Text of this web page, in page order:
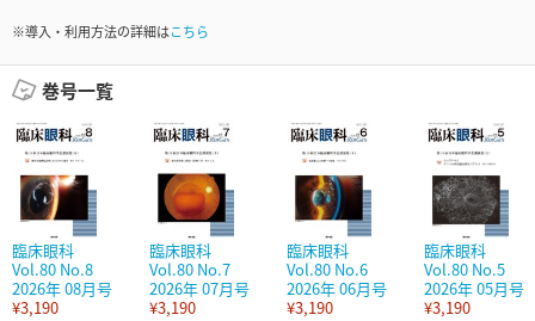
※導入・利用方法の詳細はこちら
巻号一覧
臨床眼科
Vol.80 No.8
2026年 08月号
¥3,190
臨床眼科
Vol.80 No.7
2026年 07月号
¥3,190
臨床眼科
Vol.80 No.6
2026年 06月号
¥3,190
臨床眼科
Vol.80 No.5
2026年 05月号
¥3,190